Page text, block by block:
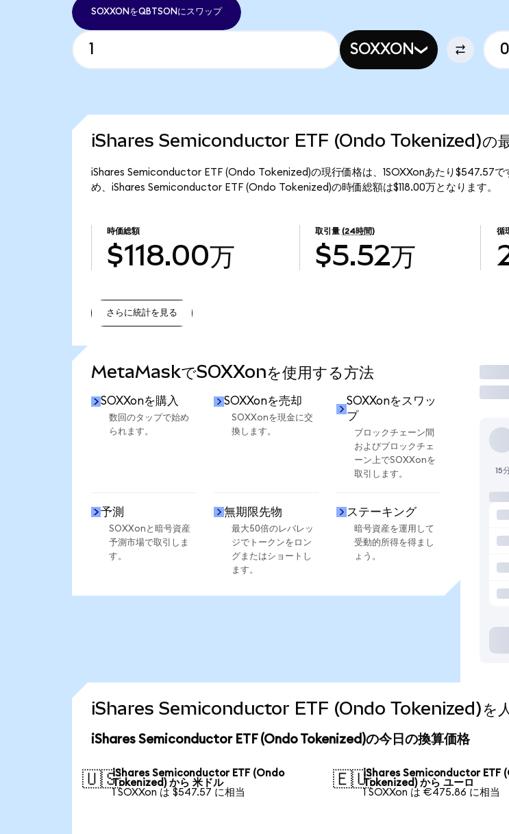
SOXXONをQBTSONにスワップ
SOXXON
iShares Semiconductor ETF (Ondo Tokenized)の最
iShares Semiconductor ETF (Ondo Tokenized)の現行価格は、1SOXXonあたり$547.57で
め、iShares Semiconductor ETF (Ondo Tokenized)の時価総額は$118.00万となります。
時価総額
$118.00万
取引量 (24時間)
$5.52万
循
さらに統計を見る
MetaMaskでSOXXonを使用する方法
SOXXonを購入
数回のタップで始め
られます。
SOXXonを売却
SOXXonを現金に交
換します。
SOXXonをスワッ
プ
ブロックチェーン間
およびブロックチェ
ーン上でSOXXonを
取引します。
予測
SOXXonと暗号資産
予測市場で取引しま
す。
無期限先物
最大50倍のレバレッ
ジでトークンをロン
グまたはショートし
ます。
ステーキング
暗号資産を運用して
受動的所得を得まし
ょう。
取引
15
iShares Semiconductor ETF (Ondo Tokenized)を人
iShares Semiconductor ETF (Ondo Tokenized)の今日の換算価格
🇺🇸iShares Semiconductor ETF (Ondo
Tokenized) から 米ドル
1 SOXXon は $547.57 に相当
🇪🇺iShares Semiconductor ETF
Tokenized) から ユーロ
1 SOXXon は €475.86 に相当